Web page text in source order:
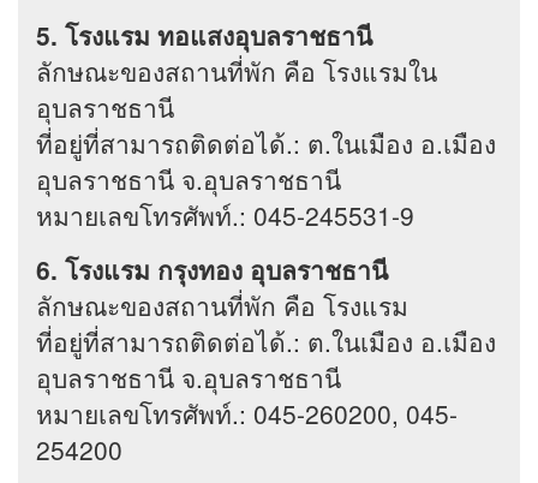
5. โรงแรม ทอแสงอุบลราชธานี
ลักษณะของสถานที่พัก คือ โรงแรมใน
อุบลราชธานี
ที่อยู่ที่สามารถติดต่อได้.: ต.ในเมือง อ.เมือง
อุบลราชธานี จ.อุบลราชธานี
หมายเลขโทรศัพท์.: 045-245531-9
6. โรงแรม กรุงทอง อุบลราชธานี
ลักษณะของสถานที่พัก คือ โรงแรม
ที่อยู่ที่สามารถติดต่อได้.: ต.ในเมือง อ.เมือง
อุบลราชธานี จ.อุบลราชธานี
หมายเลขโทรศัพท์.: 045-260200, 045-
254200